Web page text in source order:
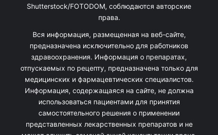
Shutterstock/FOTODOM, соблюдаются авторские
права.
Вся информация, размещенная на веб-сайте,
предназначена исключительно для работников
здравоохранения. Информация о препаратах,
отпускаемых по рецепту, предназначена только для
медицинских и фармацевтических специалистов.
Информация, содержащаяся на сайте, не должна
использоваться пациентами для принятия
самостоятельного решения о применении
представленных лекарственных препаратов и не